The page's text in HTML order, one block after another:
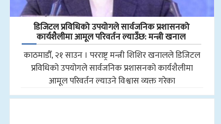
डिजिटल प्रविधिको उपयोगले सार्वजनिक प्रशासनको
कार्यशैलीमा आमूल परिवर्तन ल्याउँछ: मन्त्री खनाल
काठमाडौँ, २१ साउन । परराष्ट्र मन्त्री शिशिर खनालले डिजिटल
प्रविधिको उपयोगले सार्वजनिक प्रशासनको कार्यशैलीमा
आमूल परिवर्तन ल्याउने विश्वास व्यक्त गरेका